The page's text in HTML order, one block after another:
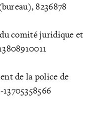
8236878
comité juridique et
de la police de